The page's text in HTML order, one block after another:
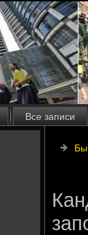
Все записи